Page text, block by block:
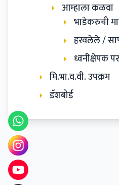
आम्हाला कळवा
भाडेकरुची
हरवलेले /
ध्वनीक्षेपक
मि.भा.व.वी. उपक्रम
डॅशबोर्ड